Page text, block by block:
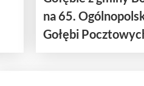
na 65.
Gołębi